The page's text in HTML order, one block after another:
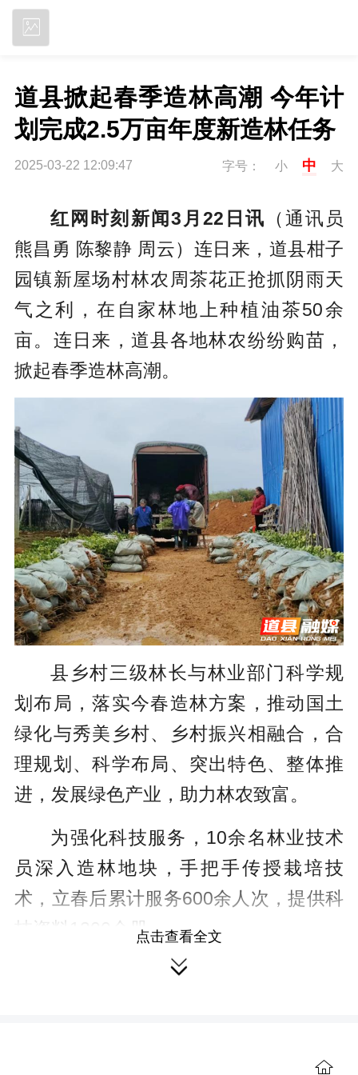
道县掀起春季造林高潮 今年计
划完成2.5万亩年度新造林任务
2025-03-22 12:09:47 字号： 小 中 大
红网时刻新闻3月22日讯 （通讯员
熊昌勇 陈黎静 周云）连日来，道县柑子
园镇新屋场村林农周茶花正抢抓阴雨天
气之利，在自家林地上种植油茶50余
亩。连日来，道县各地林农纷纷购苗，
掀起春季造林高潮。
县乡村三级林长与林业部门科学规
划布局，落实今春造林方案，推动国土
绿化与秀美乡村、乡村振兴相融合，合
理规划、科学布局、突出特色、整体推
进，发展绿色产业，助力林农致富。
为强化科技服务，10余名林业技术
员深入造林地块，手把手传授栽培技
术，立春后累计服务600余人次，提供科
技资料1200余册。
为加强联动配合，道县“一长四员”共
点击查看全文
